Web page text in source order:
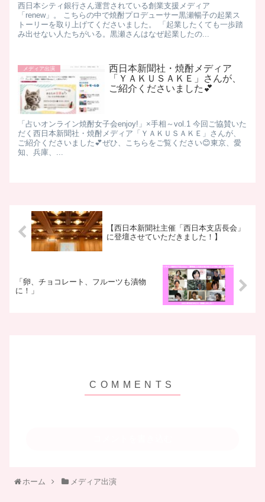
西日本シティ銀行さん運営されている創業支援メディア
「renew」。 こちらの中で焼酎プロデューサー黒瀬暢子の起業ス
トーリーを取り上げてくださいました。 「起業したくても一歩踏
み出せない人たちがいる。黒瀬さんはなぜ起業したの...
メディア出演
西日本新聞社・焼酎メディア
「ＹＡＫＵＳＡＫＥ」さんが、
ご紹介くださいました💕
「占いオンライン焼酎女子会enjoy!」×手相～vol.1 今回ご協賛いた
だく西日本新聞社・焼酎メディア「ＹＡＫＵＳＡＫＥ」さんが、
ご紹介くださいました💕ぜひ、こちらをご覧ください😊東京、愛
知、兵庫、...
【西日本新聞社主催「西日本支店長会」
に登壇させていただきました！】
「卵、チョコレート、フルーツも漬物
に！」
ホーム メディア出演